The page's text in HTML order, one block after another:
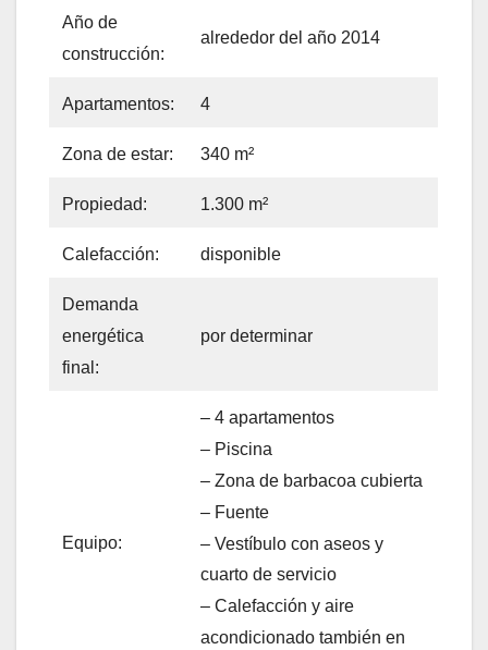
Año de
construcción:
alrededor del año 2014
Apartamentos: 4
Zona de estar: 340 m²
Propiedad: 1.300 m²
Calefacción: disponible
Demanda
energética
final:
por determinar
Equipo:
– 4 apartamentos
– Piscina
– Zona de barbacoa cubierta
– Fuente
– Vestíbulo con aseos y
cuarto de servicio
– Calefacción y aire
acondicionado también en